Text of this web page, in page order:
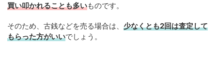
買い叩かれることも多いものです。
そのため、古銭などを売る場合は、 少なくとも2回は査定して
もらった方がいいでしょう。